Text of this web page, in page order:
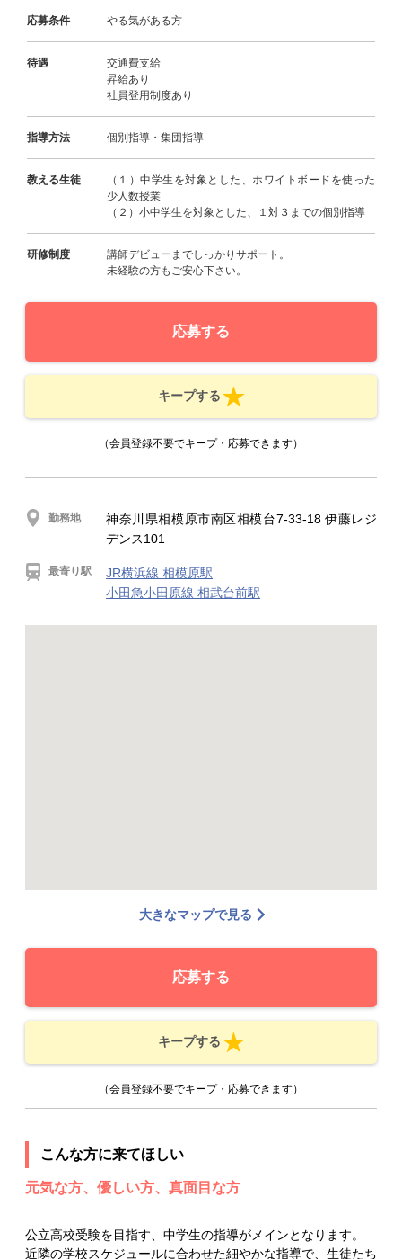
応募条件 やる気がある方
待遇
交通費支給
昇給あり
社員登用制度あり
指導方法 個別指導・集団指導
教える生徒
（１）中学生を対象とした、ホワイトボードを使った
少人数授業
（２）小中学生を対象とした、１対３までの個別指導
研修制度
講師デビューまでしっかりサポート。
未経験の方もご安心下さい。
応募する
キープする
（会員登録不要でキープ・応募できます）
勤務地
神奈川県相模原市南区相模台7-33-18 伊藤レジ
デンス101
最寄り駅
JR横浜線 相模原駅
小田急小田原線 相武台前駅
大きなマップで見る
応募する
キープする
（会員登録不要でキープ・応募できます）
こんな方に来てほしい
元気な方、優しい方、真面目な方
公立高校受験を目指す、中学生の指導がメインとなります。
近隣の学校スケジュールに合わせた細やかな指導で、生徒たち